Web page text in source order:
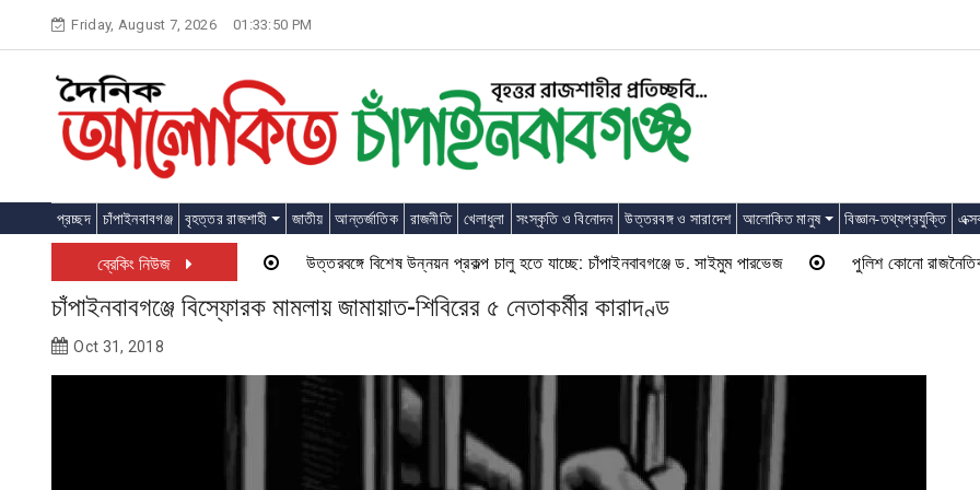
content
Friday, August 7, 2026 01:33:50 PM
প্রচ্ছদ চাঁপাইনবাবগঞ্জ বৃহত্তর রাজশাহী জাতীয় আন্তর্জাতিক রাজনীতি খেলাধুলা সংস্কৃতি ও বিনোদন উত্তরবঙ্গ ও সারাদেশ আলোকিত মানুষ বিজ্ঞান-তথ্যপ্রযুক্তি
ব্রেকিং নিউজ উত্তরবঙ্গে বিশেষ উন্নয়ন প্রকল্প চালু হতে যাচ্ছে: চাঁপাইনবাবগঞ্জে ড. সাইমুম পারভেজ পুলিশ কোনো রাজনৈতিক দলের
চাঁপাইনবাবগঞ্জে বিস্ফোরক মামলায় জামায়াত-শিবিরের ৫ নেতাকর্মীর কারাদণ্ড
Oct 31, 2018